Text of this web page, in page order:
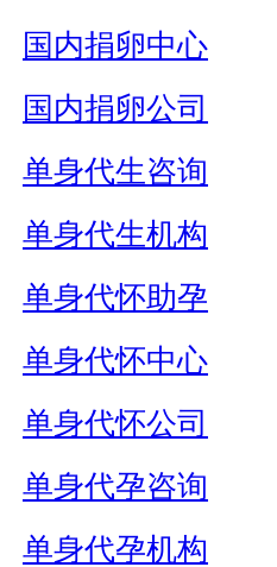
国内捐卵中心
国内捐卵公司
单身代生咨询
单身代生机构
单身代怀助孕
单身代怀中心
单身代怀公司
单身代孕咨询
单身代孕机构